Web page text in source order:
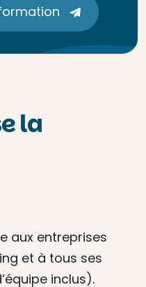
la
aux entreprises
et à tous ses
inclus).